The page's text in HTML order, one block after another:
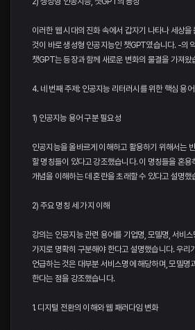
이러한 웹 시대의 진화 속에서 갑자기 나타나 세상을
것이 바로 생성형 인공지능인 챗GPT였습니다. -의
챗GPT는 등장과 함께 새로운 변화의 물결을 가져왔
4. 네 번째 주제: 인공지능 리터러시를 위한 핵심 용
1) 인공지능 용어 구분 필요성
인공지능을 올바르게 이해하고 활용하기 위해서는
할 명칭들이 있다고 강조했습니다. 이 명칭들을 혼용
개념을 이해하는 데 혼란을 초래할 수 있다고 설명했
2) 주요 명칭 세 가지 이해
강의는 인공지능 관련 용어를 기업명, 모델명, 서비스
가지로 명확히 구분해야 한다고 설명했습니다. 우리
언급하는 것은 대부분 서비스명에 해당하며, 모델명
한다는 점을 강조했습니다.
1. 디지털 전환의 이해와 웹 패러다임 변화